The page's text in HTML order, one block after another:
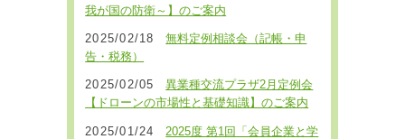
我が国の防衛～】のご案内
2025/02/18
無料定例相談会（記帳・申
告・税務）
2025/02/05
異業種交流プラザ2月定例会
【ドローンの市場性と基礎知識】のご案内
2025/01/24 2025度 第1回「会員企業と学